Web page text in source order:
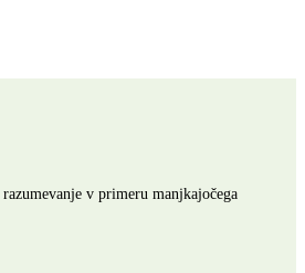
v primeru manjkajočega